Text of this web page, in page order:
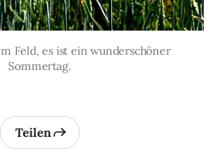
Feld, es ist ein wunderschöner
Sommertag.
Teilen